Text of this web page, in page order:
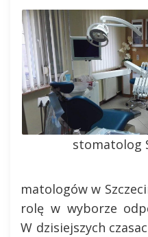
stomatolog
matologów w
rolę w wyborze
W dzisiejszych